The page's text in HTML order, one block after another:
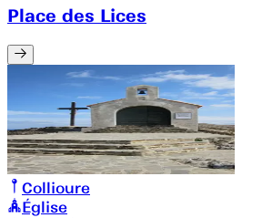
Place des Lices
Collioure
Église